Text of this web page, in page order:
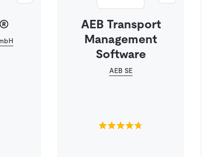
AEB Transport
Management
Software
AEB SE